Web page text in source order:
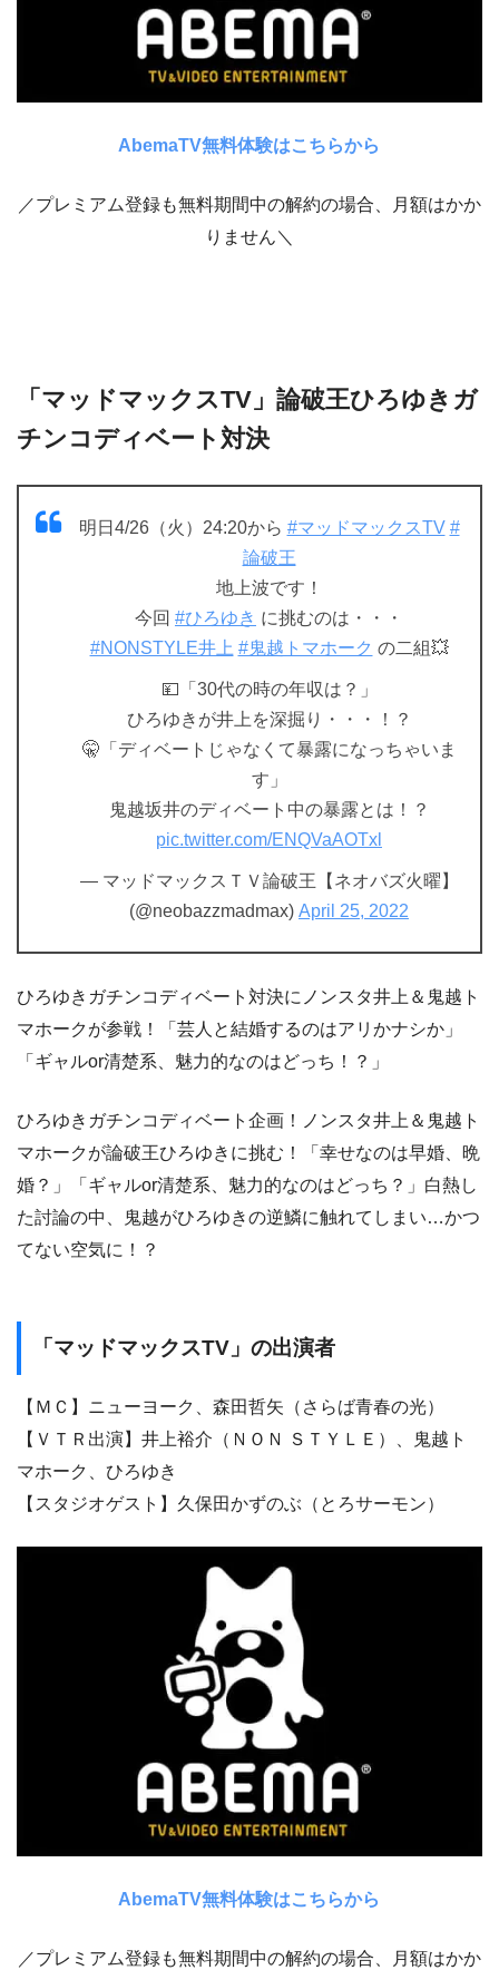
AbemaTV無料体験はこちらから
／プレミアム登録も無料期間中の解約の場合、月額はかか
りません＼
「マッドマックスTV」論破王ひろゆきガ
チンコディベート対決
明日4/26（火）24:20から #マッドマックスTV #
論破王
地上波です！
今回 #ひろゆき に挑むのは・・・
#NONSTYLE井上 #鬼越トマホーク の二組💥
💴「30代の時の年収は？」
ひろゆきが井上を深掘り・・・！？
🤫「ディベートじゃなくて暴露になっちゃいま
す」
鬼越坂井のディベート中の暴露とは！？
pic.twitter.com/ENQVaAOTxl
— マッドマックスＴＶ論破王【ネオバズ火曜】
(@neobazzmadmax) April 25, 2022
ひろゆきガチンコディベート対決にノンスタ井上＆鬼越ト
マホークが参戦！「芸人と結婚するのはアリかナシか」
「ギャルor清楚系、魅力的なのはどっち！？」
ひろゆきガチンコディベート企画！ノンスタ井上＆鬼越ト
マホークが論破王ひろゆきに挑む！「幸せなのは早婚、晩
婚？」「ギャルor清楚系、魅力的なのはどっち？」白熱し
た討論の中、鬼越がひろゆきの逆鱗に触れてしまい…かつ
てない空気に！？
「マッドマックスTV」の出演者
【ＭＣ】ニューヨーク、森田哲矢（さらば青春の光）
【ＶＴＲ出演】井上裕介（ＮＯＮ ＳＴＹＬＥ）、鬼越ト
マホーク、ひろゆき
【スタジオゲスト】久保田かずのぶ（とろサーモン）
AbemaTV無料体験はこちらから
／プレミアム登録も無料期間中の解約の場合、月額はかか